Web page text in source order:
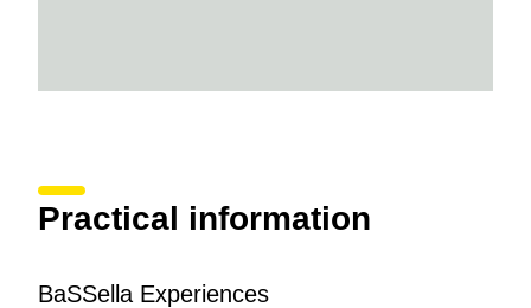
Practical information
BaSSella Experiences